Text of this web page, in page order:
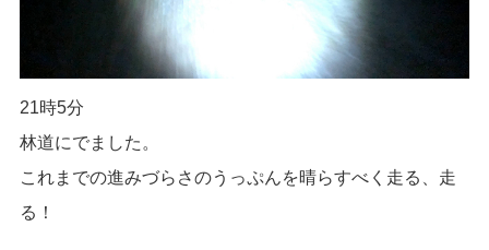
21時5分
林道にでました。
これまでの進みづらさのうっぷんを晴らすべく走る、走
る！